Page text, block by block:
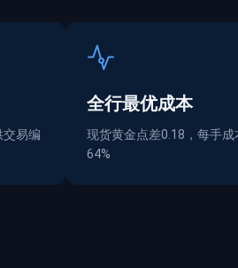
交易编
全行最优成本
现货黄金点差0.18，每手成
64%